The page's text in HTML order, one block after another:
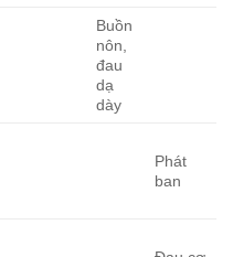
Buồn
nôn,
đau
dạ
dày
Phát
ban